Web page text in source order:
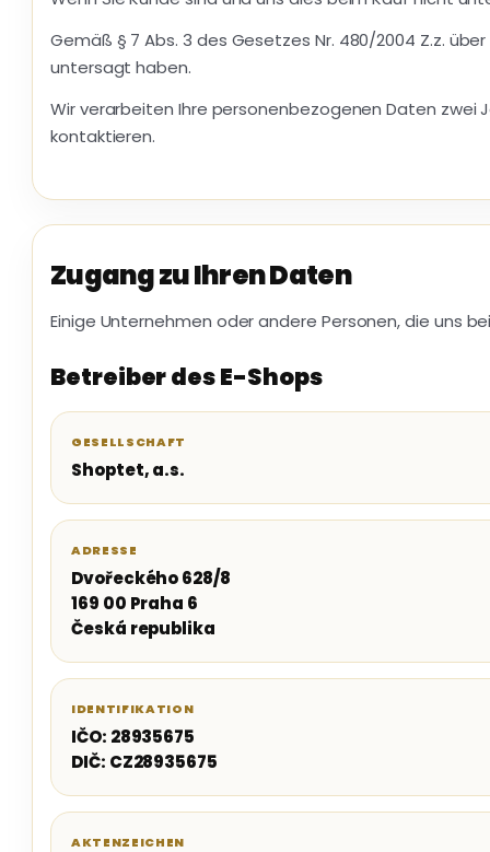
Gemäß § 7 Abs. 3 des Gesetzes Nr. 480/2004 Z.z.
untersagt haben.
Wir verarbeiten Ihre personenbezogenen Daten zwei
kontaktieren.
Zugang zu Ihren Daten
Einige Unternehmen oder andere Personen, die uns
Betreiber des E-Shops
GESELLSCHAFT
Shoptet, a.s.
ADRESSE
Dvořeckého 628/8
169 00 Praha 6
Česká republika
IDENTIFIKATION
IČO: 28935675
DIČ: CZ28935675
AKTENZEICHEN